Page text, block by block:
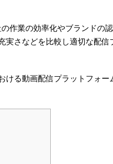
作業の効率化やブランドの
さなどを比較し適切な配信
る動画配信プラットフォー